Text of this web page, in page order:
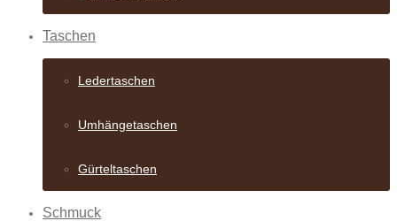
Taschen
Ledertaschen
Umhängetaschen
Gürteltaschen
Schmuck